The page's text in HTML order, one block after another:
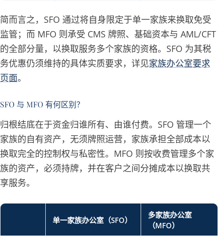
简而言之，SFO 通过将自身限定于单一家族来换取免受
监管；而 MFO 则承受 CMS 牌照、基础资本与 AML/CFT
的全部分量，以换取服务多个家族的资格。SFO 为其税
务优惠仍须维持的具体实质要求，详见家族办公室要求
页面。
SFO 与 MFO 有何区别？
归根结底在于资金归谁所有、由谁付费。SFO 管理一个
家族的自有资产，无须牌照运营，家族承担全部成本以
换取完全的控制权与私密性。MFO 则按收费管理多个家
族的资产，必须持牌，并在客户之间分摊成本以换取共
享服务。
单一家族办公室（SFO）
多家族办公室
（MFO）